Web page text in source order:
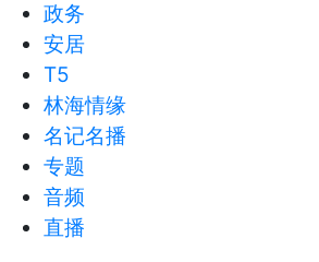
政务
安居
T5
林海情缘
名记名播
专题
音频
直播